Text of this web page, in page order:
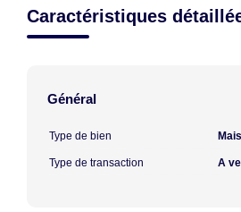
Caractéristiques
Général
Type de bien
Type de transaction A